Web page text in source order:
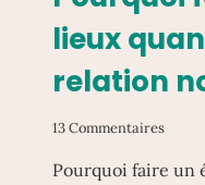
lieux
relation
13 Commentaires
Pourquoi faire un